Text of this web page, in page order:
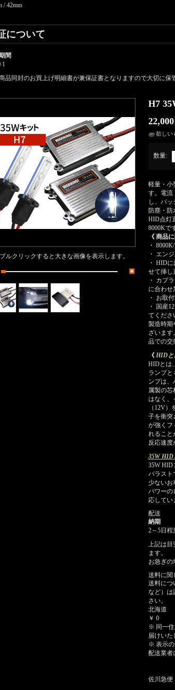
/ 42mm
について
間
品同封のお買上げ明細書が兼保証書となりますので大切に保
H7
欲しい
数量:
軽量・小
す。電流
し、パ
防塵・防
HID点灯
8000Kで
《 商品
・
・ エン
・ HID
せて挿し
・ カプ
に合わせ
・ お取
・ 国産
てくださ
製造時期
ざいます
品での交
《 HIDと
HIDとは
ランプと
ンプは、
属製の芯
はなく、
（12V
子を衝突
が強くフ
れること
反応速度
35W HID
35W HID
バラスト
少ないお
パワーの
応してい
配送
納期
2～5日程
上記は目
ます。
お急ぎの
送料に関
送料につ
など）は
さい。
北海道
￥ 0
※ 同一住
届けいた
※ 表示の
配送業者
佐川急便
ルクリックすると大きな画像を表示します。